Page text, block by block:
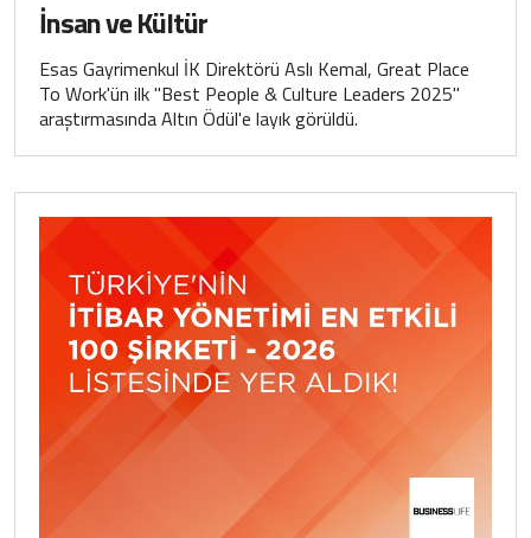
İnsan ve Kültür
Esas Gayrimenkul İK Direktörü Aslı Kemal, Great Place
To Work'ün ilk "Best People & Culture Leaders 2025"
araştırmasında Altın Ödül'e layık görüldü.